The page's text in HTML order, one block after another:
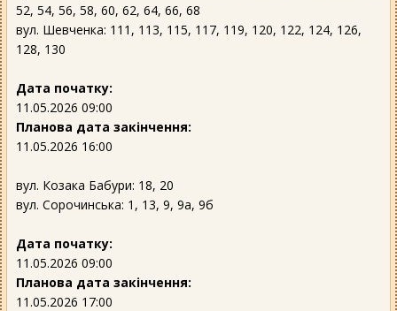
52, 54, 56, 58, 60, 62, 64, 66, 68
вул. Шевченка: 111, 113, 115, 117, 119, 120, 122, 124, 126,
128, 130
Дата початку:
11.05.2026 09:00
Планова дата закінчення:
11.05.2026 16:00
вул. Козака Бабури: 18, 20
вул. Сорочинська: 1, 13, 9, 9а, 9б
Дата початку:
11.05.2026 09:00
Планова дата закінчення:
11.05.2026 17:00